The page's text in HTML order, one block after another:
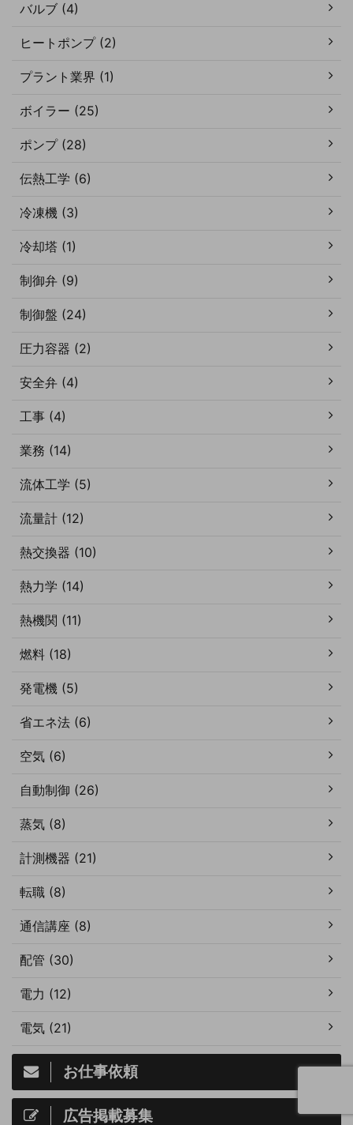
バルブ (4)
ヒートポンプ (2)
プラント業界 (1)
ボイラー (25)
ポンプ (28)
伝熱工学 (6)
冷凍機 (3)
冷却塔 (1)
制御弁 (9)
制御盤 (24)
圧力容器 (2)
安全弁 (4)
工事 (4)
業務 (14)
流体工学 (5)
流量計 (12)
熱交換器 (10)
熱力学 (14)
熱機関 (11)
燃料 (18)
発電機 (5)
省エネ法 (6)
空気 (6)
自動制御 (26)
蒸気 (8)
計測機器 (21)
転職 (8)
通信講座 (8)
配管 (30)
電力 (12)
電気 (21)
お仕事依頼
広告掲載募集